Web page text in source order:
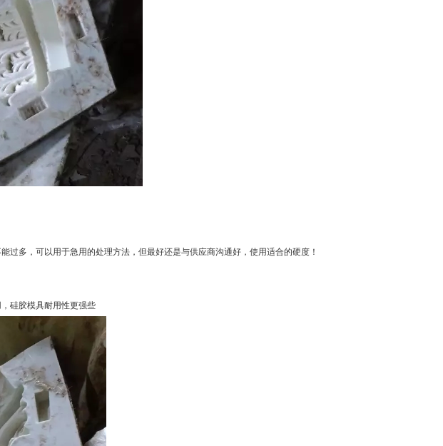
多，可以用于急用的处理方法，但最好还是与供应商沟通好，使用适合的硬度！
硅胶模具耐用性更强些